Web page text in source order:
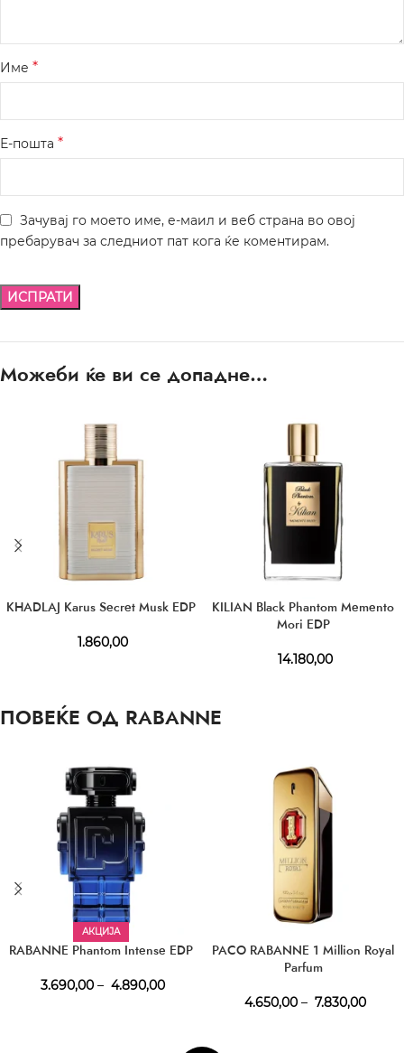
Име *
Е-пошта *
Зачувај го моето име, е-маил и веб страна во овој
пребарувач за следниот пат кога ќе коментирам.
Можеби ќе ви се допадне…
KHADLAJ Karus Secret Musk EDP
1.860,00
KILIAN Black Phantom Memento
Mori EDP
14.180,00
ПОВЕЌЕ ОД RABANNE
АКЦИЈА
RABANNE Phantom Intense EDP
3.690,00 – 4.890,00
PACO RABANNE 1 Million Royal
Parfum
4.650,00 – 7.830,00